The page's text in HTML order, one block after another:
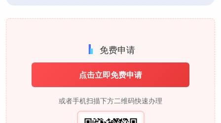
免费申请
点击立即免费申请
或者手机扫描下方二维码快速办理